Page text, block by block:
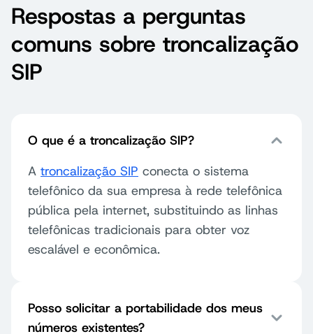
Respostas a perguntas
comuns sobre troncalização
SIP
O que é a troncalização SIP?
A troncalização SIP conecta o sistema
telefônico da sua empresa à rede telefônica
pública pela internet, substituindo as linhas
telefônicas tradicionais para obter voz
escalável e econômica.
Posso solicitar a portabilidade dos meus
números existentes?